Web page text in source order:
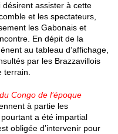
assister à cette
et les spectateurs,
les Gabonais et
En dépit de la
au tableau d’affichage,
par les Brazzavillois
terrain.
Congo de l’époque
à partie les
a été impartial
obligée d’intervenir pour